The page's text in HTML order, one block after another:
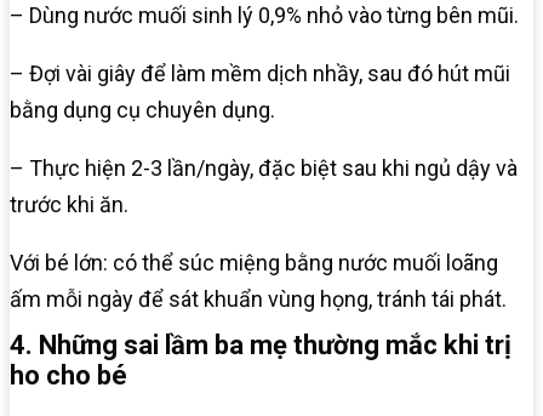
– Dùng nước muối sinh lý 0,9% nhỏ vào từng bên mũi.
– Đợi vài giây để làm mềm dịch nhầy, sau đó hút mũi
bằng dụng cụ chuyên dụng.
– Thực hiện 2-3 lần/ngày, đặc biệt sau khi ngủ dậy và
trước khi ăn.
Với bé lớn: có thể súc miệng bằng nước muối loãng
ấm mỗi ngày để sát khuẩn vùng họng, tránh tái phát.
4. Những sai lầm ba mẹ thường mắc khi trị
ho cho bé